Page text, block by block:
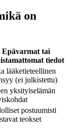
on
Epävarmat tai
tiedot
lääketieteellinen
(ei julkistettu)
yksityiselämän
postuumisti
teokset